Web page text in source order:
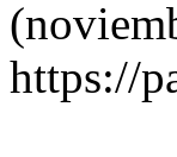
https://